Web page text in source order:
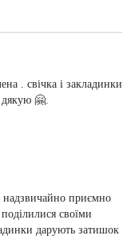
. свічка і закладинки
дякую 🤗.
надзвичайно приємно
своїми
дарують затишок